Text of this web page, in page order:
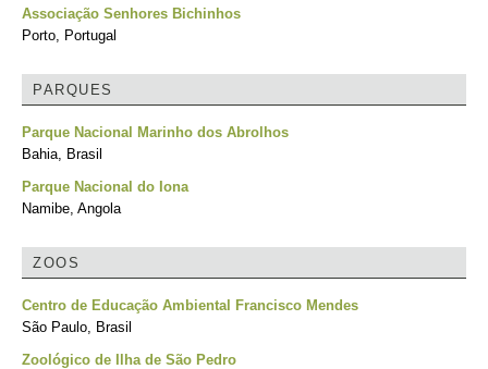
Associação Senhores Bichinhos
Porto, Portugal
PARQUES
Parque Nacional Marinho dos Abrolhos
Bahia, Brasil
Parque Nacional do Iona
Namibe, Angola
ZOOS
Centro de Educação Ambiental Francisco Mendes
São Paulo, Brasil
Zoológico de Ilha de São Pedro